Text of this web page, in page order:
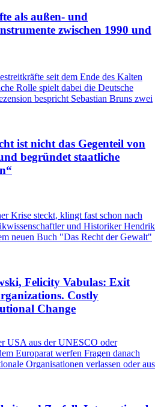
als außen- und
zwischen 1990 und
seit dem Ende des Kalten
Rolle spielt dabei die Deutsche
bespricht Sebastian Bruns zwei
ist nicht das Gegenteil von
begründet staatliche
Krise steckt, klingt fast schon nach
und Historiker Hendrik
neuen Buch "Das Recht der Gewalt"
Felicity Vabulas: Exit
Costly
Change
USA aus der UNESCO oder
Europarat werfen Fragen danach
Organisationen verlassen oder aus